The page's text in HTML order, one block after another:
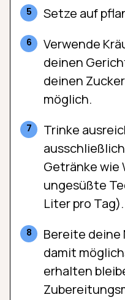
Setze auf
Verwende
deinen
deinen
möglich.
Trinke
Getränke wie
ungesüßte
Liter pro Tag).
Bereite deine
damit
erhalten